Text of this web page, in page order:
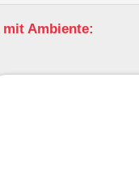
mit Ambiente: